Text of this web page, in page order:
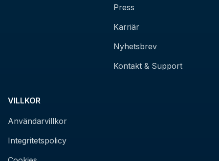
Press
Karriär
Nyhetsbrev
Kontakt & Support
VILLKOR
Användarvillkor
Integritetspolicy